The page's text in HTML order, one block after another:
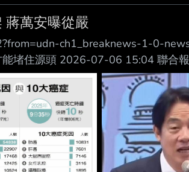
蔣萬安曝從嚴
ch1_breaknews-1-0-
堵住源頭 2026-07-06 15:04 聯合報
大下架再製產品，問題油含達20%
涉問題油品，不管比例多少都先預防
是要「從嚴、從速」